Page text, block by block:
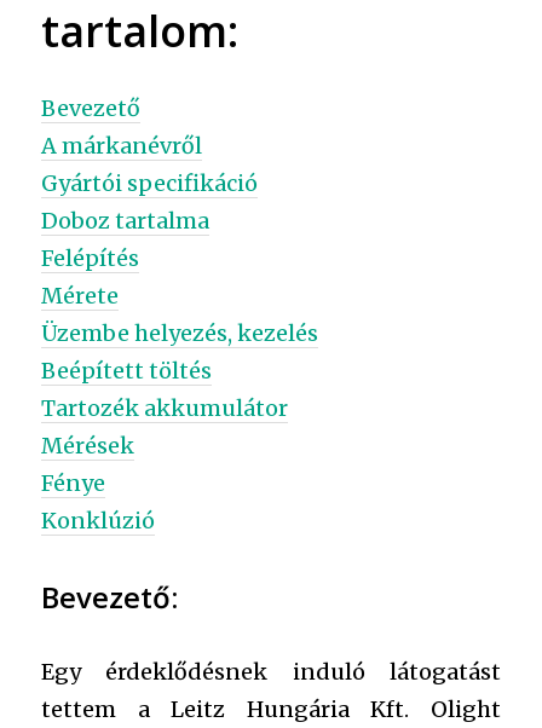
tartalom:
Bevezető
A márkanévről
Gyártói specifikáció
Doboz tartalma
Felépítés
Mérete
Üzembe helyezés, kezelés
Beépített töltés
Tartozék akkumulátor
Mérések
Fénye
Konklúzió
Bevezető:
Egy érdeklődésnek induló látogatást
tettem a Leitz Hungária Kft. Olight